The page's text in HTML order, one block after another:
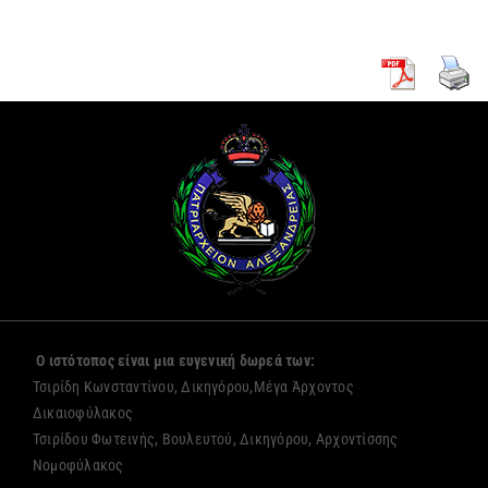
Ο ιστότοπος είναι μια ευγενική δωρεά των:
Τσιρίδη Κωνσταντίνου, Δικηγόρου,Μέγα Άρχοντος
Δικαιοφύλακος
Τσιρίδου Φωτεινής, Βουλευτού, Δικηγόρου, Αρχοντίσσης
Νομοφύλακος